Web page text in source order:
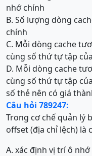
nhớ chính
B. Số lượng dòng
chính
C. Mỗi dòng cache
cùng số thứ tự tập
D. Mỗi dòng cache
cùng số thứ tự tập
số thẻ nên có giá
Câu hỏi 789247:
Trong cơ chế quản lý
offset (địa chỉ lệch) là
A. xác định vị trí ô